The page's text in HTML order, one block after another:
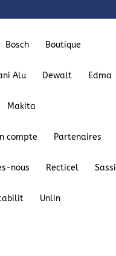
Bosch Boutique
Alu Dewalt Edma
Makita
compte Partenaires
nous Recticel Sassi
Unlin
savoir :